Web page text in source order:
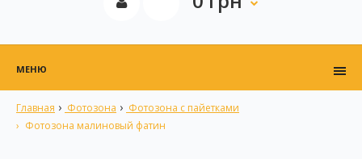
МЕНЮ
Главная Фотозона
Фотозона с пайетками
Фотозона малиновый фатин